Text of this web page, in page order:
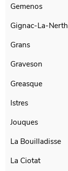
Gemenos
Gignac-La-
Grans
Graveson
Greasque
Istres
Jouques
La Bouilladisse
La Ciotat